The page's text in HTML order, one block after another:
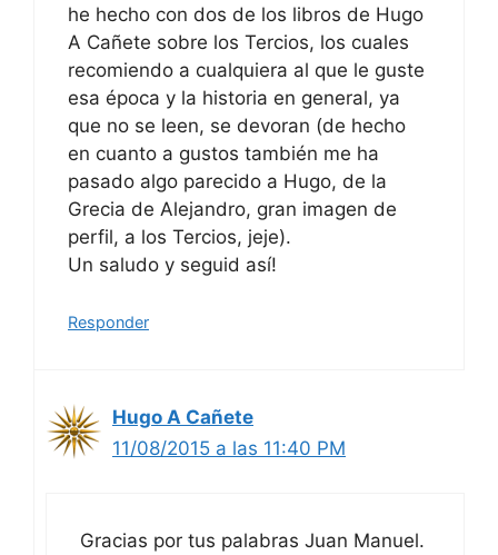
he hecho con dos de los libros de Hugo
A Cañete sobre los Tercios, los cuales
recomiendo a cualquiera al que le guste
esa época y la historia en general, ya
que no se leen, se devoran (de hecho
en cuanto a gustos también me ha
pasado algo parecido a Hugo, de la
Grecia de Alejandro, gran imagen de
perfil, a los Tercios, jeje).
Un saludo y seguid así!
Responder
Hugo A Cañete
11/08/2015 a las 11:40 PM
Gracias por tus palabras Juan Manuel.